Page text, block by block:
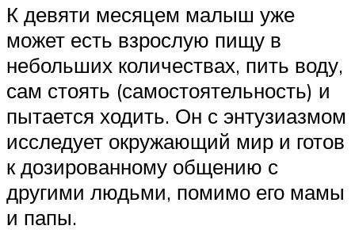
К девяти месяцем малыш уже
может есть взрослую пищу в
небольших количествах, пить воду,
сам стоять (самостоятельность) и
пытается ходить. Он с энтузиазмом
исследует окружающий мир и готов
к дозированному общению с
другими людьми, помимо его мамы
и папы.